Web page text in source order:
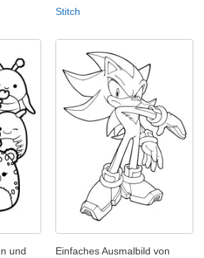
Stitch
und
Einfaches Ausmalbild von